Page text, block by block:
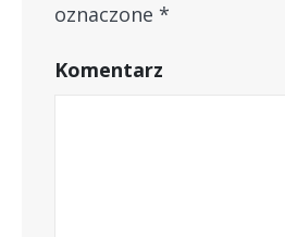
oznaczone *
Komentarz